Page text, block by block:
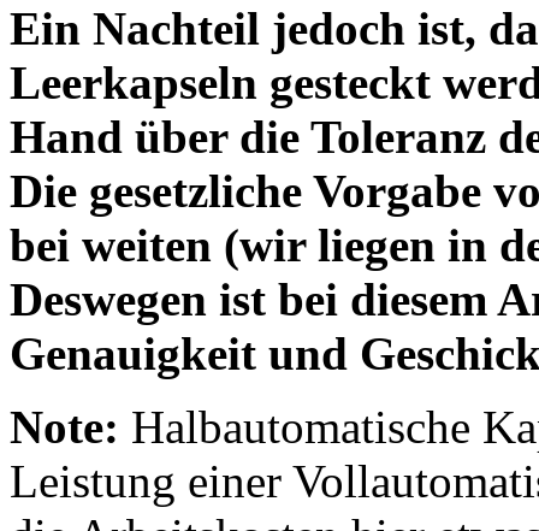
Ein Nachteil jedoch ist,
Leerkapseln gesteckt
Hand über die Toleranz
Die gesetzliche Vorgabe
bei weiten (wir liegen in
Deswegen ist bei diesem
Genauigkeit und
Note: Halbautomatische
Leistung einer